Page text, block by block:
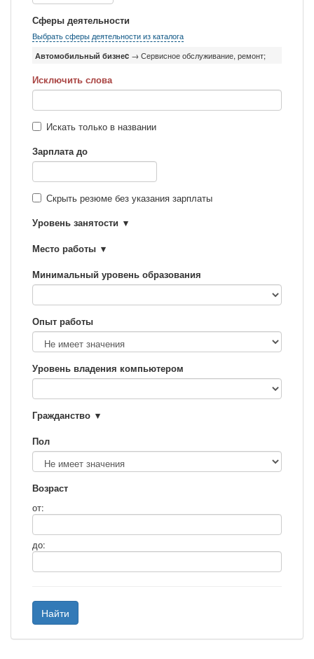
Сферы деятельности
Выбрать сферы деятельности из каталога
Автомобильный бизнеc → Сервисное обслуживание, ремонт;
Исключить слова
Искать только в названии
Зарплата до
Скрыть резюме без указания зарплаты
Уровень занятости
Место работы
Минимальный уровень образования
Опыт работы
Уровень владения компьютером
Гражданство
Пол
Возраст
от:
до:
Найти